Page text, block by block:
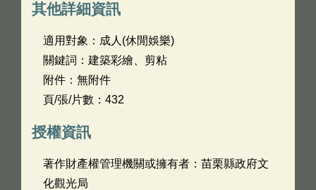
其他詳細資訊
適用對象：成人(休閒娛樂)
關鍵詞：建築彩繪、剪粘
附件：無附件
頁/張/片數：432
授權資訊
著作財產權管理機關或擁有者：苗栗縣政府文
化觀光局